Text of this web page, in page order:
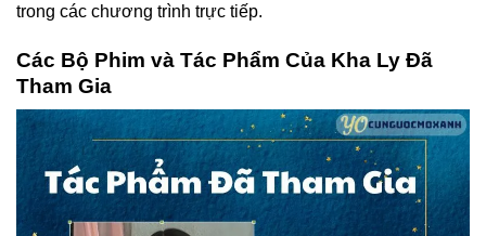
trong các chương trình trực tiếp.
Các Bộ Phim và Tác Phẩm Của Kha Ly Đã
Tham Gia